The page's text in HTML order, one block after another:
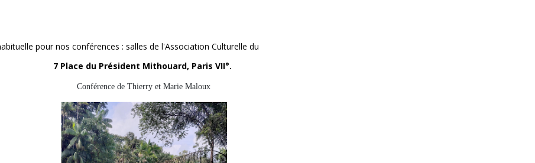
pour nos conférences : salles de l'Association Culturelle du
7 Place du Président Mithouard, Paris VII°.
Conférence de Thierry et Marie Maloux